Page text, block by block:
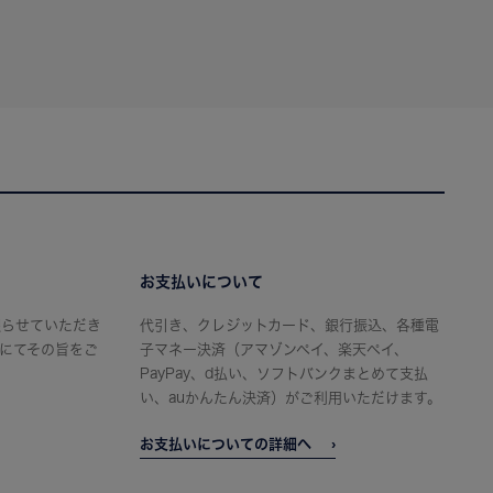
せていただき
てその旨をご
お支払いについて
代引き、クレジットカード、銀行振込、各種電
子マネー決済（アマゾンペイ、楽天ペイ、
PayPay、d払い、ソフトバンクまとめて支払
い、auかんたん決済）がご利用いただけます。
お支払いについての詳細へ